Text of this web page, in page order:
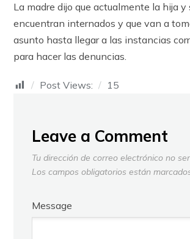
La madre dijo que actualmente la hija y
encuentran internados y que van a
asunto hasta llegar a las instancias
para hacer las denuncias.
Post Views: 15
Leave a Comment
Tu dirección de correo electrónico no
Los campos obligatorios están
Message